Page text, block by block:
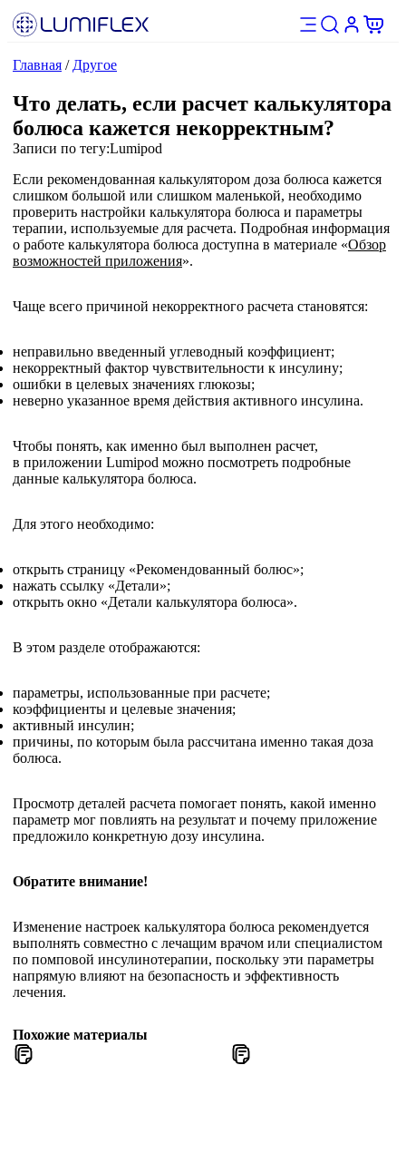
Главная / Другое
Что делать, если расчет калькулятора
болюса кажется некорректным?
Записи по тегу:Lumipod
Если рекомендованная калькулятором доза болюса кажется
слишком большой или слишком маленькой, необходимо
проверить настройки калькулятора болюса и параметры
терапии, используемые для расчета. Подробная информация
о работе калькулятора болюса доступна в материале «Обзор
возможностей приложения».
Чаще всего причиной некорректного расчета становятся:
неправильно введенный углеводный коэффициент;
некорректный фактор чувствительности к инсулину;
ошибки в целевых значениях глюкозы;
неверно указанное время действия активного инсулина.
Чтобы понять, как именно был выполнен расчет,
в приложении Lumipod можно посмотреть подробные
данные калькулятора болюса.
Для этого необходимо:
открыть страницу «Рекомендованный болюс»;
нажать ссылку «Детали»;
открыть окно «Детали калькулятора болюса».
В этом разделе отображаются:
параметры, использованные при расчете;
коэффициенты и целевые значения;
активный инсулин;
причины, по которым была рассчитана именно такая доза
болюса.
Просмотр деталей расчета помогает понять, какой именно
параметр мог повлиять на результат и почему приложение
предложило конкретную дозу инсулина.
Обратите внимание!
Изменение настроек калькулятора болюса рекомендуется
выполнять совместно с лечащим врачом или специалистом
по помповой инсулинотерапии, поскольку эти параметры
напрямую влияют на безопасность и эффективность
лечения.
Похожие материалы